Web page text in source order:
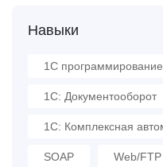
Навыки
1С программирование
1С: Документооборот
1С: Комплексная
SOAP Web/